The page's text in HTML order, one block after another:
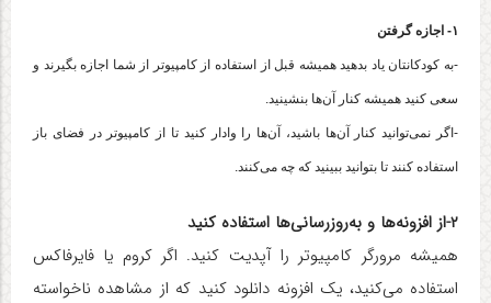
۱- اجازه گرفتن
-به کودکانتان یاد بدهید همیشه قبل از استفاده از کامپیوتر از شما اجازه بگیرند و
سعی کنید همیشه کنار آن‌ها بنشینید.
-اگر نمی‌توانید کنار آن‌ها باشید، آن‌ها را وادار کنید تا از کامپیوتر در فضای باز
استفاده کنند تا بتوانید ببینید که چه می‌کنند.
۲-از افزونه‌ها و به‌روزرسانی‌ها استفاده کنید
همیشه مرورگر کامپیوتر را آپدیت کنید. اگر کروم یا فایرفاکس
استفاده می‌کنید، یک افزونه دانلود کنید که از مشاهده ناخواسته